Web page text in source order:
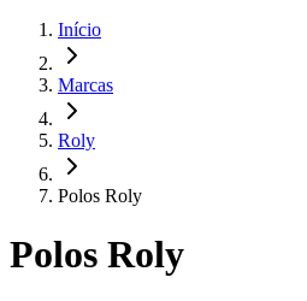
Início
Marcas
Roly
Polos Roly
Polos Roly